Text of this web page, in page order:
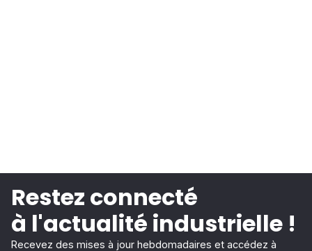
Restez connecté
à l'actualité industrielle !
Recevez des mises à jour hebdomadaires et accédez à